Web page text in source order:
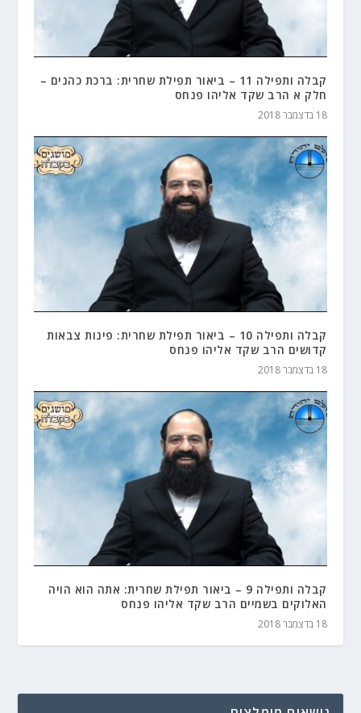
קבלה ותפילה 11 – ביאור תפילת שחרית: ברכת כהנים –
חלק א הרב שקד אליהו פנחס
18 בדצמבר 2018
קבלה ותפילה 10 – ביאור תפילת שחרית: פינות צבאות
קדושים הרב שקד אליהו פנחס
18 בדצמבר 2018
קבלה ותפילה 9 – ביאור תפילת שחרית: אתה הוא הויה
האלוקים בשמיים הרב שקד אליהו פנחס
18 בדצמבר 2018